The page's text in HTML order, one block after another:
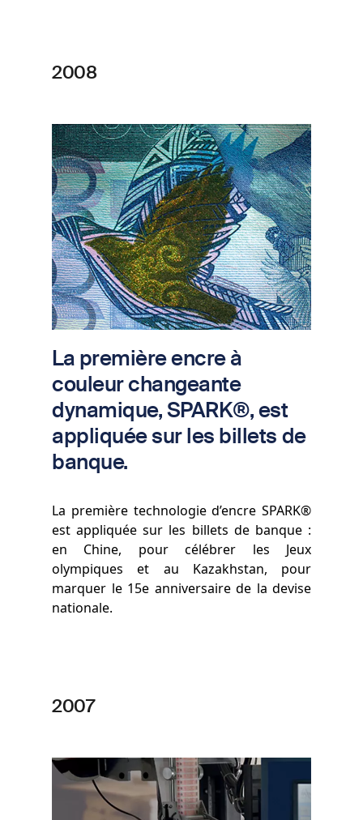
2008
Image
La première encre à
couleur changeante
dynamique, SPARK®, est
appliquée sur les billets de
banque.
La première technologie d’encre SPARK®
est appliquée sur les billets de banque :
en Chine, pour célébrer les Jeux
olympiques et au Kazakhstan, pour
marquer le 15e anniversaire de la devise
nationale.
2007
Image